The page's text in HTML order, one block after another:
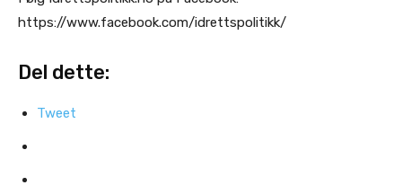
https://www.facebook.com/idrettspolitikk/
Del dette:
Tweet